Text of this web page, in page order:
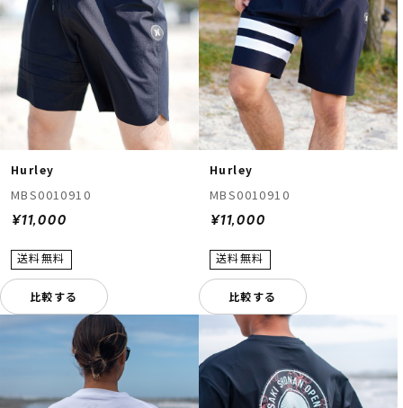
Hurley
MBS0010910
¥11,000
比較する
Hurley
MBS0010910
¥11,000
比較する